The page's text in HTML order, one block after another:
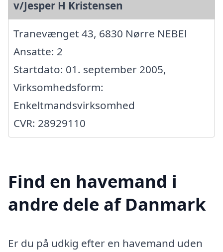
v/Jesper H Kristensen
Tranevænget 43, 6830 Nørre NEBEl
Ansatte: 2
Startdato: 01. september 2005,
Virksomhedsform:
Enkeltmandsvirksomhed
CVR: 28929110
Find en havemand i
andre dele af Danmark
Er du på udkig efter en havemand uden